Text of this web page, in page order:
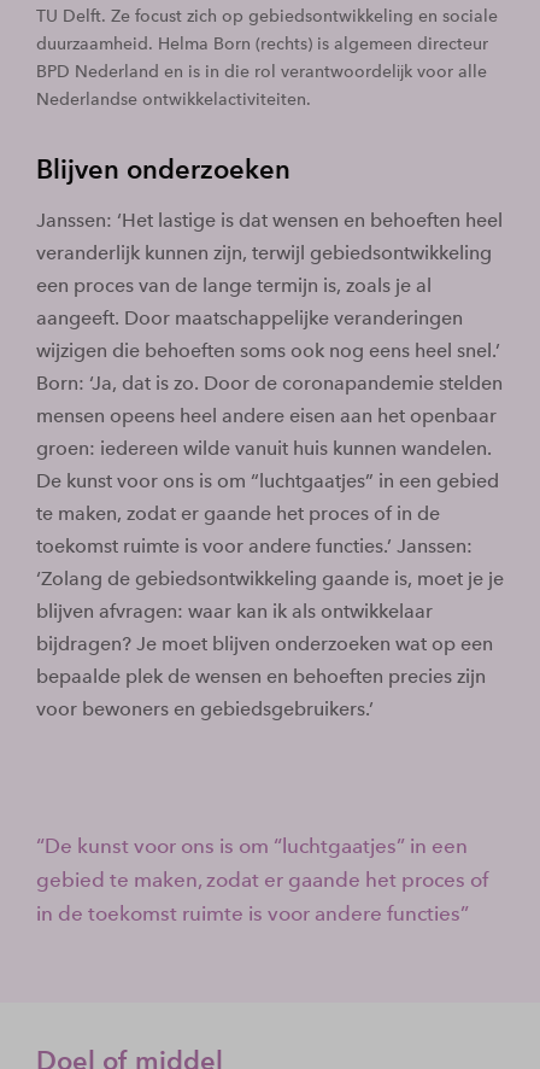
TU Delft. Ze focust zich op gebiedsontwikkeling en sociale
duurzaamheid. Helma Born (rechts) is algemeen directeur
BPD Nederland en is in die rol verantwoordelĳk voor alle
Nederlandse ontwikkelactiviteiten.
Blijven onderzoeken
Janssen: ‘Het lastige is dat wensen en behoeften heel
veranderlijk kunnen zijn, terwijl gebiedsontwikkeling
een proces van de lange termijn is, zoals je al
aangeeft. Door maatschappelijke veranderingen
wijzigen die behoeften soms ook nog eens heel snel.’
Born: ‘Ja, dat is zo. Door de coronapandemie stelden
mensen opeens heel andere eisen aan het openbaar
groen: iedereen wilde vanuit huis kunnen wandelen.
De kunst voor ons is om “luchtgaatjes” in een gebied
te maken, zodat er gaande het proces of in de
toekomst ruimte is voor andere functies.’ Janssen:
‘Zolang de gebiedsontwikkeling gaande is, moet je je
blijven afvragen: waar kan ik als ontwikkelaar
bijdragen? Je moet blijven onderzoeken wat op een
bepaalde plek de wensen en behoeften precies zijn
voor bewoners en gebiedsgebruikers.’
De kunst voor ons is om “luchtgaatjes” in een
gebied te maken, zodat er gaande het proces of
in de toekomst ruimte is voor andere functies
Doel of middel